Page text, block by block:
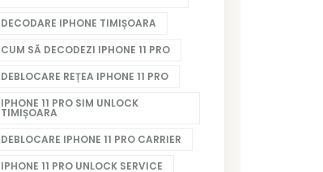
DECODARE IPHONE TIMIȘOARA
CUM SĂ DECODEZI IPHONE 11 PRO
DEBLOCARE REȚEA IPHONE 11 PRO
IPHONE 11 PRO SIM UNLOCK
TIMIȘOARA
DEBLOCARE IPHONE 11 PRO CARRIER
IPHONE 11 PRO UNLOCK SERVICE